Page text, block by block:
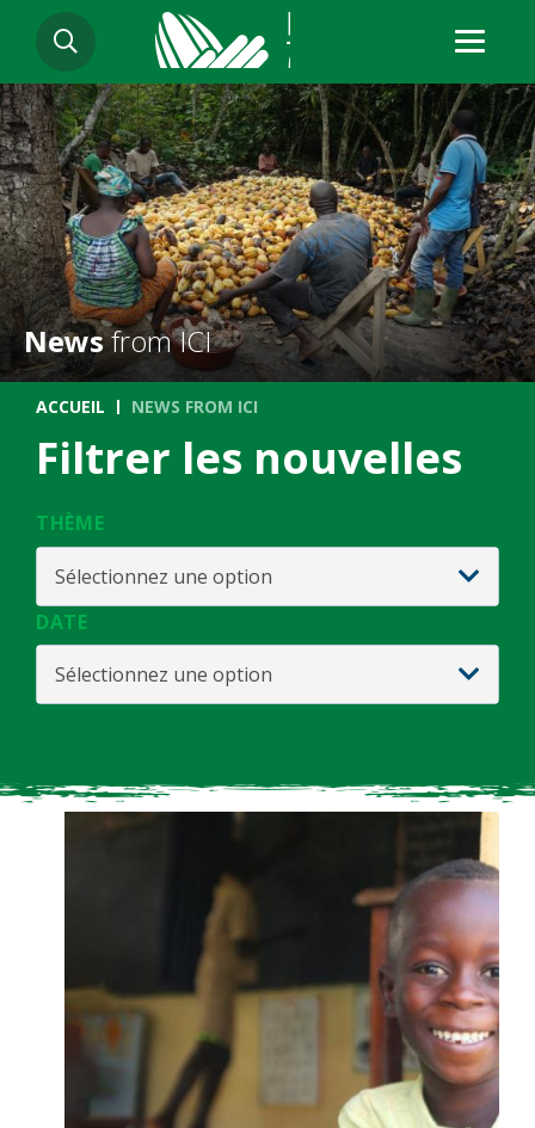
contenu
principal
RECHERCHER
Newsfrom ICI
Fil d'Ariane
ACCUEIL NEWS FROM ICI
Filtrer les nouvelles
THÈME
Sélectionnez une option
DATE
Sélectionnez une option